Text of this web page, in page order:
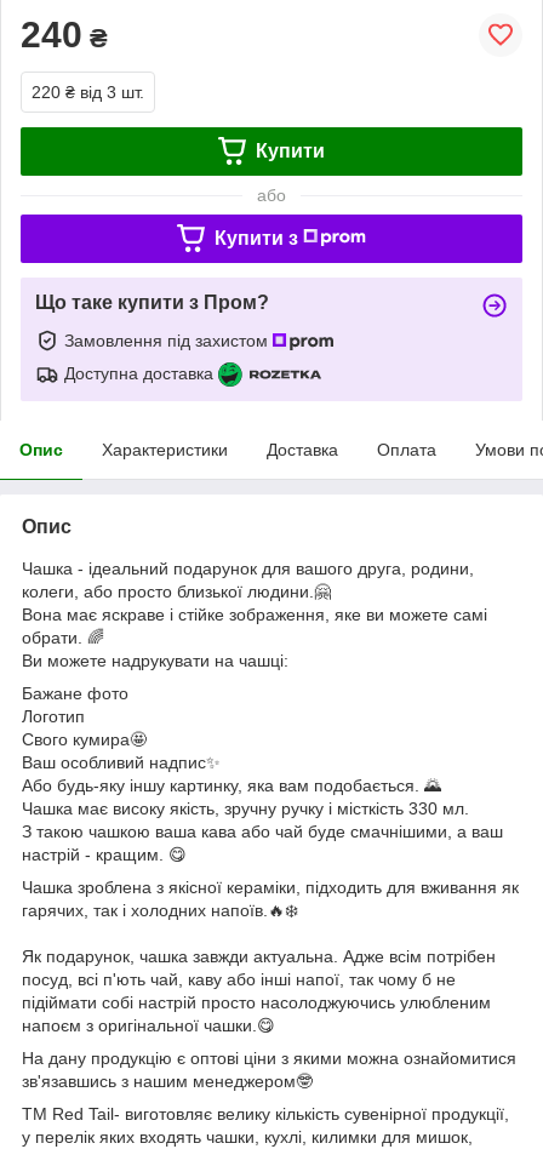
240 ₴
220 ₴ від 3 шт.
Купити
або
Купити з
Що таке купити з Пром?
Замовлення під захистом
Доступна доставка
Опис Характеристики Доставка Оплата Умови
Опис
Чашка - ідеальний подарунок для вашого друга, родини,
колеги, або просто близької людини.🤗
Вона має яскраве і стійке зображення, яке ви можете самі
обрати. 🌈
Ви можете надрукувати на чашці:
Бажане фото
Логотип
Свого кумира🤩
Ваш особливий надпис✨
Або будь-яку іншу картинку, яка вам подобається. 🌄
Чашка має високу якість, зручну ручку і місткість 330 мл.
З такою чашкою ваша кава або чай буде смачнішими, а ваш
настрій - кращим. 😋
Чашка зроблена з якісної кераміки, підходить для вживання як
гарячих, так і холодних напоїв.🔥❄️
Як подарунок, чашка завжди актуальна. Адже всім потрібен
посуд, всі п'ють чай, каву або інші напої, так чому б не
підіймати собі настрій просто насолоджуючись улюбленим
напоєм з оригінальної чашки.😋
На дану продукцію є оптові ціни з якими можна ознайомитися
зв'язавшись з нашим менеджером🤓
ТМ Red Tail- виготовляє велику кількість сувенірної продукції,
у перелік яких входять чашки, кухлі, килимки для мишок,